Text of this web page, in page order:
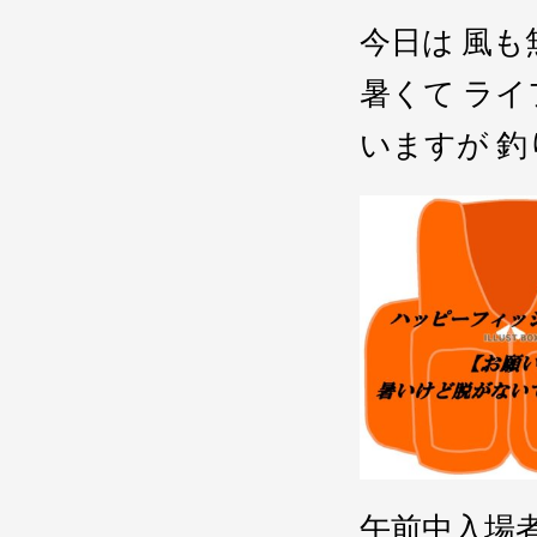
今日は 風
暑くて ラ
いますが
午前中入場